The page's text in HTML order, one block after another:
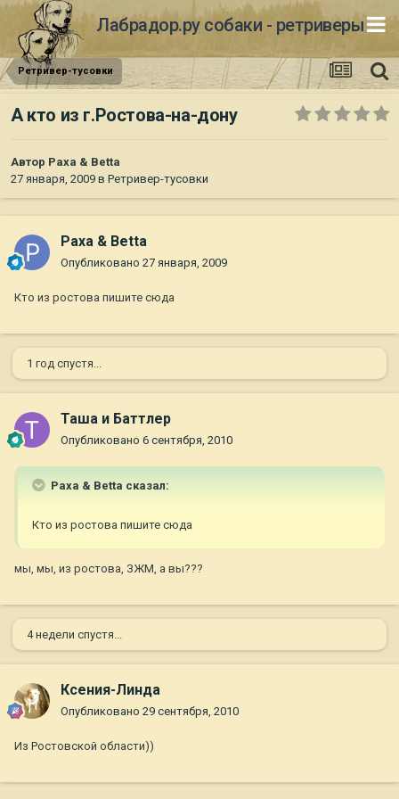
Лабрадор.ру собаки - ретриверы
Ретривер-тусовки
А кто из г.Ростова-на-дону
Автор Paxa & Betta
27 января, 2009 в Ретривер-тусовки
Paxa & Betta
Опубликовано 27 января, 2009
Кто из ростова пишите сюда
1 год спустя...
Таша и Баттлер
Опубликовано 6 сентября, 2010
Paxa & Betta сказал:
Кто из ростова пишите сюда
мы, мы, из ростова, ЗЖМ, а вы???
4 недели спустя...
Ксения-Линда
Опубликовано 29 сентября, 2010
Из Ростовской области))